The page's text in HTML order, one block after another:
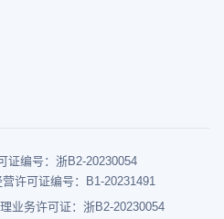
证编号：浙B2-20230054
许可证编号：B1-20231491
业务许可证：浙B2-20230054